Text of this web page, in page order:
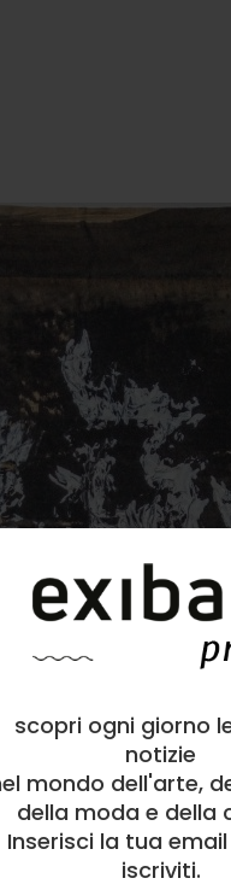
scopri ogni giorno
notizie
mondo dell'arte,
della moda e della
Inserisci la tua
iscriviti.